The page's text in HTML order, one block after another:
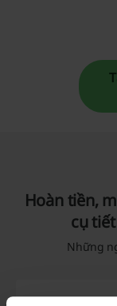
Hoàn tiền,
cụ
Những